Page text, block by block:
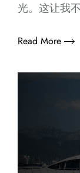
光。这让我
Read More